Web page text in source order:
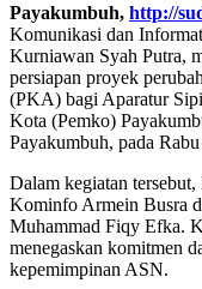
Payakumbuh, http://
Komunikasi dan
Kurniawan Syah Putra,
persiapan proyek
(PKA) bagi Aparatur
Kota (Pemko)
Payakumbuh, pada
Dalam kegiatan
Kominfo Armein Busra
Muhammad Fiqy Efka.
menegaskan komitmen
kepemimpinan ASN.